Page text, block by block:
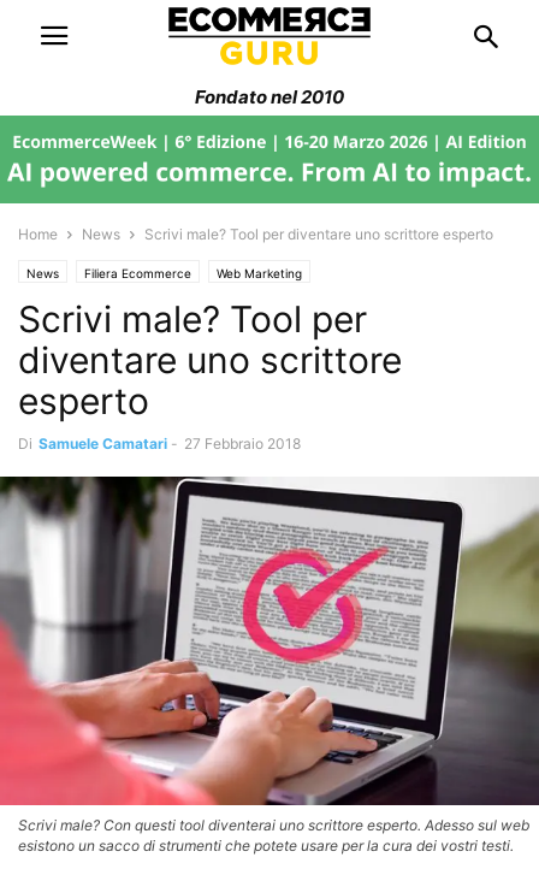
Fondato nel 2010
Home News Scrivi male? Tool per diventare uno scrittore esperto
News Filiera Ecommerce Web Marketing
Scrivi male? Tool per
diventare uno scrittore
esperto
Di Samuele Camatari - 27 Febbraio 2018
Scrivi male? Con questi tool diventerai uno scrittore esperto. Adesso sul web
esistono un sacco di strumenti che potete usare per la cura dei vostri testi.